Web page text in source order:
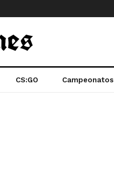
CS:GO Campeonatos